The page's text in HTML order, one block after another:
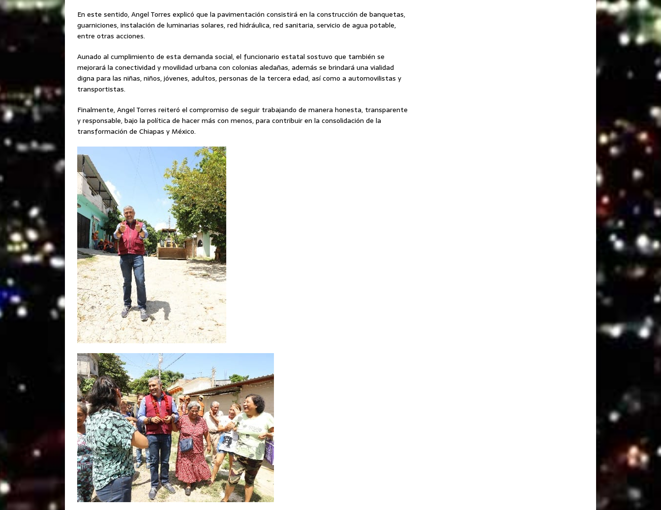
En este sentido, Angel Torres explicó que la pavimentación consistirá en la construcción de banquetas,
guarniciones, instalación de luminarias solares, red hidráulica, red sanitaria, servicio de agua potable,
entre otras acciones.
Aunado al cumplimiento de esta demanda social, el funcionario estatal sostuvo que también se
mejorará la conectividad y movilidad urbana con colonias aledañas, además se brindará una vialidad
digna para las niñas, niños, jóvenes, adultos, personas de la tercera edad, así como a automovilistas y
transportistas.
Finalmente, Angel Torres reiteró el compromiso de seguir trabajando de manera honesta, transparente
y responsable, bajo la política de hacer más con menos, para contribuir en la consolidación de la
transformación de Chiapas y México.